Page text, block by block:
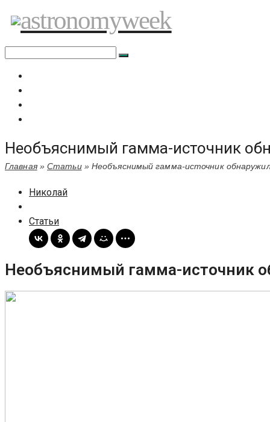
astronomyweek
Необъяснимый гамма-источник
Главная»Статьи» Необъяснимый гамма-источник
Николай
Статьи
Необъяснимый гамма-источник